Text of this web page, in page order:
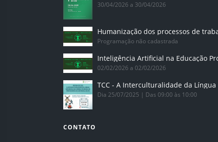
30/04/2026 a 30/04/2026
Humanização dos processos de
Programação não cadastrada
02/02/2026 a 02/02/2026
Dia 25/07/2025 | Das 09:00 às 10:00
CONTATO